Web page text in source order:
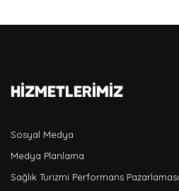
Hizmetlerimiz
Sosyal Medya
Medya Planlama
Sağlık Turizmi Performans Pazarlaması